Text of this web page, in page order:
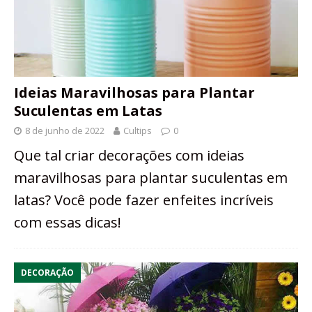
Ideias Maravilhosas para Plantar
Suculentas em Latas
8 de junho de 2022 Cultips 0
Que tal criar decorações com ideias
maravilhosas para plantar suculentas em
latas? Você pode fazer enfeites incríveis
com essas dicas!
DECORAÇÃO